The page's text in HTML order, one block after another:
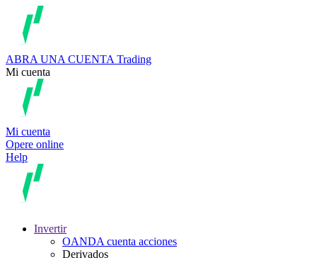
ABRA UNA CUENTA Trading
Mi cuenta
Mi cuenta
Opere online
Help
Invertir
OANDA cuenta acciones
Derivados